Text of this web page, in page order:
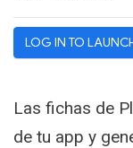
LOG IN TO
Las fichas de
de tu app y